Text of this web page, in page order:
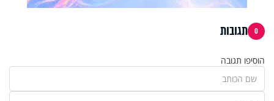
0 תגובות
הוסיפו תגובה